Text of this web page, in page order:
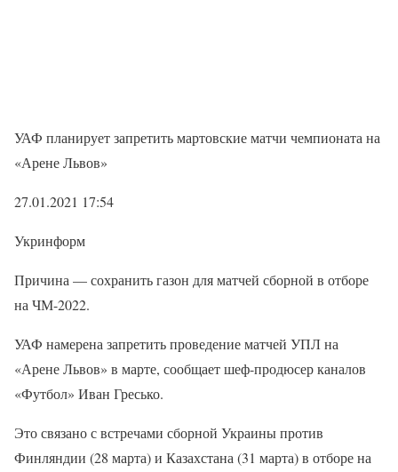
УАФ планирует запретить мартовские матчи чемпионата на
«Арене Львов»
27.01.2021 17:54
Укринформ
Причина — сохранить газон для матчей сборной в отборе
на ЧМ-2022.
УАФ намерена запретить проведение матчей УПЛ на
«Арене Львов» в марте, сообщает шеф-продюсер каналов
«Футбол» Иван Гресько.
Это связано с встречами сборной Украины против
Финляндии (28 марта) и Казахстана (31 марта) в отборе на